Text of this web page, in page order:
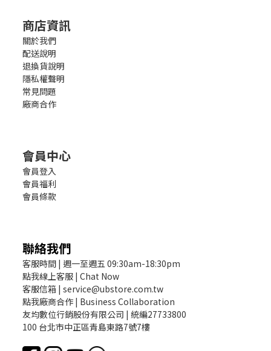
商店資訊
關於我們
配送說明
退換貨說明
隱私權聲明
常見問題
廠商合作
會員中心
會員登入
會員福利
會員條款
聯絡我們
客服時間 | 週一至週五 09:30am-18:30pm
點我線上客服 | Chat Now
客服信箱 | service@ubstore.com.tw
點我廠商合作 | Business Collaboration
友均數位行銷股份有限公司 | 統編27733800
100 台北市中正區青島東路7號7樓